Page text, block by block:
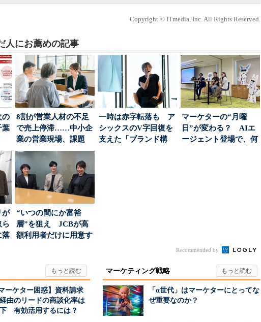
Copyright © ITmedia, Inc. All Rights Reserved.
人にお薦めの記事
の
葉
8割が営業人材の不足
で売上停滞……中小企
業の営業現場、課題
は？
一時は赤字転落も ア
シックスのV字回復を
支えた「ブランド構
マーケターの“月曜
日”が変わる？ AIエ
ージェント登場で、何
が
ら
落
“いつの間にか富裕
層”を狙え JCBが高
額利用者だけに用意す
Recommended by
マーケター困惑】資料請求
由のリードの商談化率は
有効活用するには？
マーケティング戦略
「α世代」はマーケターにとってな
ぜ重要なのか？